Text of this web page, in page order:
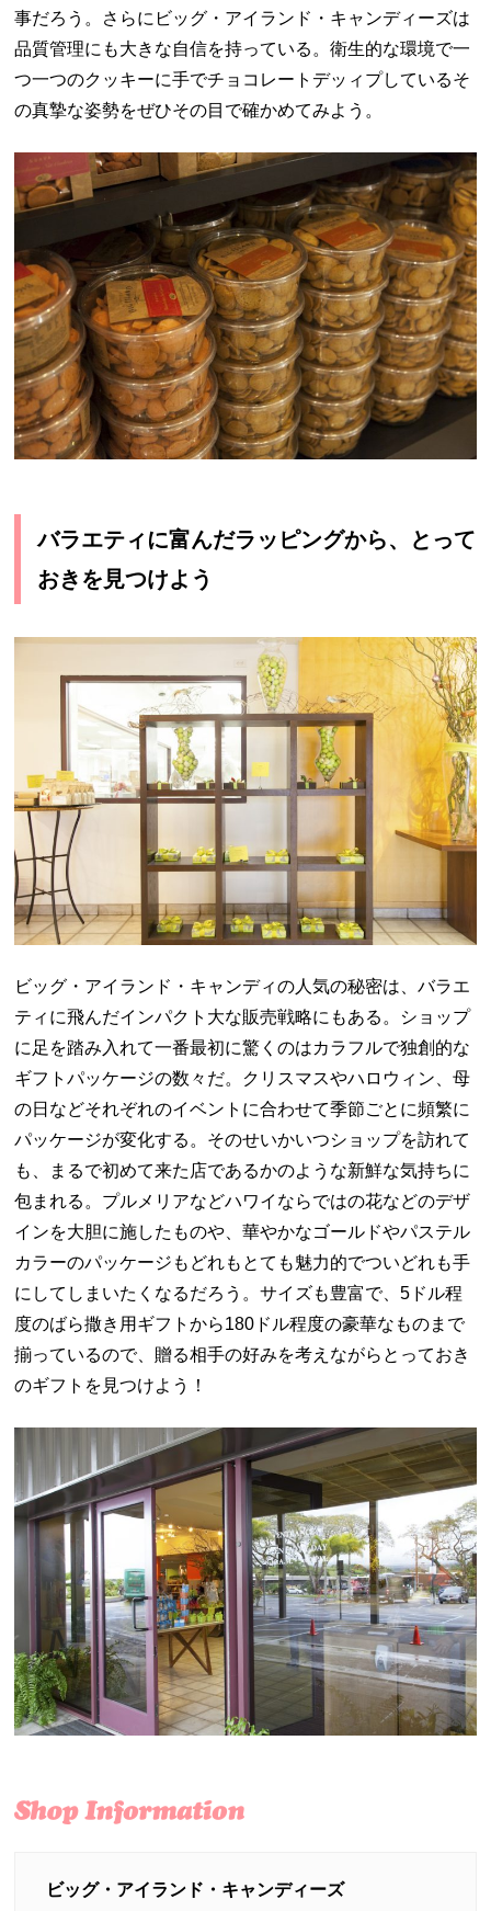
事だろう。さらにビッグ・アイランド・キャンディーズは
品質管理にも大きな自信を持っている。衛生的な環境で一
つ一つのクッキーに手でチョコレートデッィプしているそ
の真摯な姿勢をぜひその目で確かめてみよう。
バラエティに富んだラッピングから、とって
おきを見つけよう
ビッグ・アイランド・キャンディの人気の秘密は、バラエ
ティに飛んだインパクト大な販売戦略にもある。ショップ
に足を踏み入れて一番最初に驚くのはカラフルで独創的な
ギフトパッケージの数々だ。クリスマスやハロウィン、母
の日などそれぞれのイベントに合わせて季節ごとに頻繁に
パッケージが変化する。そのせいかいつショップを訪れて
も、まるで初めて来た店であるかのような新鮮な気持ちに
包まれる。プルメリアなどハワイならではの花などのデザ
インを大胆に施したものや、華やかなゴールドやパステル
カラーのパッケージもどれもとても魅力的でついどれも手
にしてしまいたくなるだろう。サイズも豊富で、5 ドル程
度のばら撒き用ギフトから180 ドル程度の豪華なものまで
揃っているので、贈る相手の好みを考えながらとっておき
のギフトを見つけよう！
ビッグ・アイランド・キャンディーズ